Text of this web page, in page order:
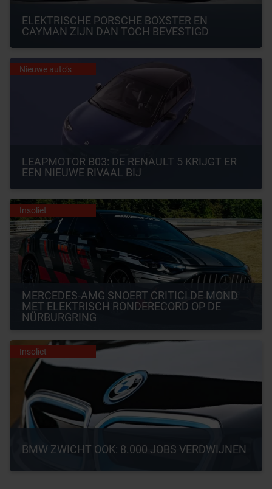
ELEKTRISCHE PORSCHE BOXSTER EN
CAYMAN ZIJN DAN TOCH BEVESTIGD
Nieuwe auto’s
LEAPMOTOR B03: DE RENAULT 5 KRIJGT ER
EEN NIEUWE RIVAAL BIJ
Insoliet
MERCEDES-AMG SNOERT CRITICI DE MOND
MET ELEKTRISCH RONDERECORD OP DE
NÜRBURGRING
Insoliet
BMW ZWICHT OOK: 8.000 JOBS VERDWIJNEN